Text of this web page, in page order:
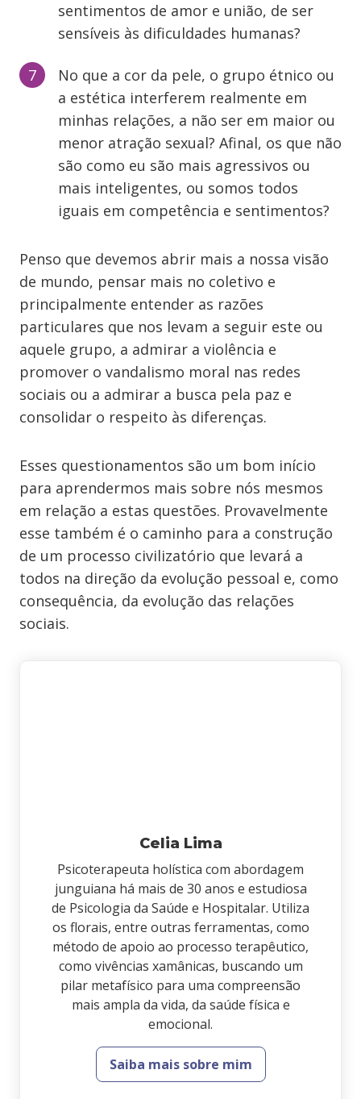
sentimentos de amor e união, de ser
sensíveis às dificuldades humanas?
No que a cor da pele, o grupo étnico ou
a estética interferem realmente em
minhas relações, a não ser em maior ou
menor atração sexual? Afinal, os que não
são como eu são mais agressivos ou
mais inteligentes, ou somos todos
iguais em competência e sentimentos?
Penso que devemos abrir mais a nossa visão
de mundo, pensar mais no coletivo e
principalmente entender as razões
particulares que nos levam a seguir este ou
aquele grupo, a admirar a violência e
promover o vandalismo moral nas redes
sociais ou a admirar a busca pela paz e
consolidar o respeito às diferenças.
Esses questionamentos são um bom início
para aprendermos mais sobre nós mesmos
em relação a estas questões. Provavelmente
esse também é o caminho para a construção
de um processo civilizatório que levará a
todos na direção da evolução pessoal e, como
consequência, da evolução das relações
sociais.
Celia Lima
Psicoterapeuta holística com abordagem
junguiana há mais de 30 anos e estudiosa
de Psicologia da Saúde e Hospitalar. Utiliza
os florais, entre outras ferramentas, como
método de apoio ao processo terapêutico,
como vivências xamânicas, buscando um
pilar metafísico para uma compreensão
mais ampla da vida, da saúde física e
emocional.
Saiba mais sobre mim